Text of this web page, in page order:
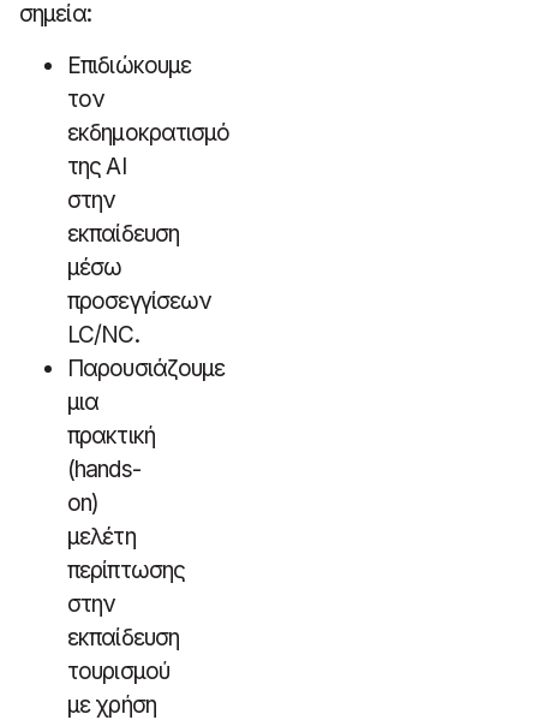
σημεία:
Επιδιώκουμε
τον
εκδημοκρατισμό
της AI
στην
εκπαίδευση
μέσω
προσεγγίσεων
LC/NC.
Παρουσιάζουμε
μια
πρακτική
(hands-
on)
μελέτη
περίπτωσης
στην
εκπαίδευση
τουρισμού
με χρήση